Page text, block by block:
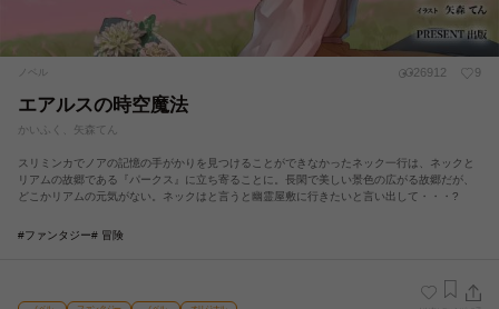
ノベル 26912 9
エアルスの時空魔法
かいふく、矢森てん
スリミンカでノアの記憶の手がかりを見つけることができなかったネック一行は、ネックと
リアムの故郷である『パークス』に立ち寄ることに。長閑で美しい景色の広がる故郷だが、
どこかリアムの元気がない。ネックはと言うと幽霊屋敷に行きたいと言い出して・・・?
#ファンタジー# 冒険